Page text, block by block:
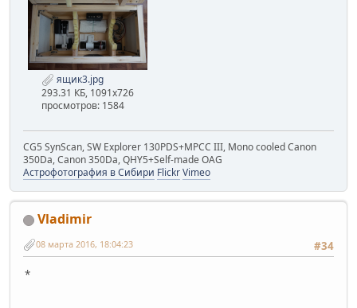
ящик3.jpg
293.31 КБ, 1091x726
просмотров: 1584
CG5 SynScan, SW Explorer 130PDS+MPCC III, Mono cooled Canon
350Da, Canon 350Da, QHY5+Self-made OAG
Астрофотография в Сибири FlickrVimeo
Vladimir
#34
08 марта 2016, 18:04:23
*